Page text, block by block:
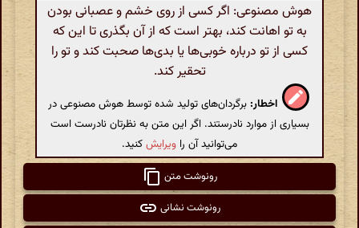
هوش مصنوعی: اگر کسی از روی خشم و عصبانی بودن
به تو اهانت کند، بهتر است که از آن بگذری تا این که
کسی از تو درباره خوبی‌ها یا بدی‌ها صحبت کند و تو را
تحقیر کند.
اخطار: برگردان‌های تولید شده توسط هوش مصنوعی در
بسیاری از موارد نادرستند. اگر این متن به نظرتان نادرست است
می‌توانید آن را ویرایشکنید.
رونوشت متن
رونوشت نشانی